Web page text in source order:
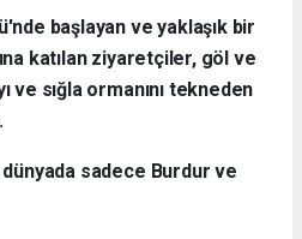
başlayan ve yaklaşık bir
katılan ziyaretçiler, göl ve
ve sığla ormanını tekneden
dünyada sadece Burdur ve